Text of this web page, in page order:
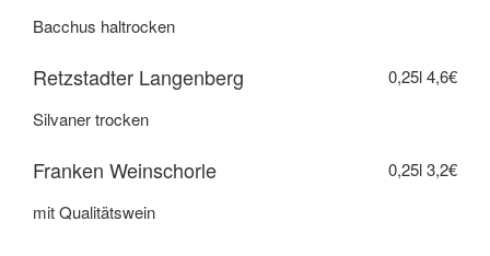
Bacchus haltrocken
Retzstadter Langenberg 0,25l4,6€
Silvaner trocken
Franken Weinschorle 0,25l3,2€
mit Qualitätswein